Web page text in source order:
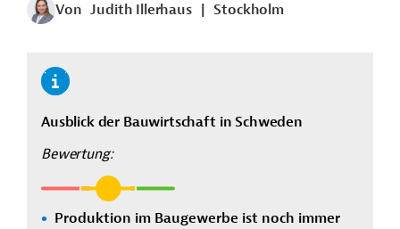
Von Judith Illerhaus Stockholm
Ausblick der Bauwirtschaft in Schweden
Bewertung:
Produktion im Baugewerbe ist noch immer